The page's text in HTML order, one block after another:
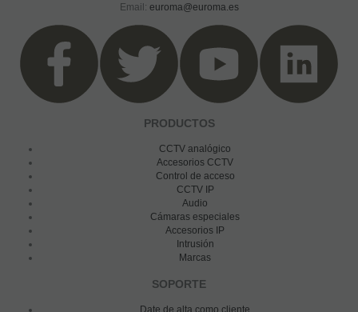
Email: euroma@euroma.es
PRODUCTOS
CCTV analógico
Accesorios CCTV
Control de acceso
CCTV IP
Audio
Cámaras especiales
Accesorios IP
Intrusión
Marcas
SOPORTE
Date de alta como cliente